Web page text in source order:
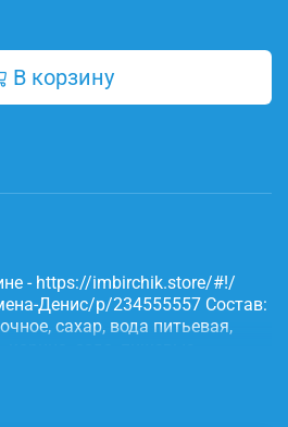
В корзину
- https://imbirchik.store/#!/
Денис/p/234555557 Состав:
сахар, вода питьевая,
корица, сода, пищевые